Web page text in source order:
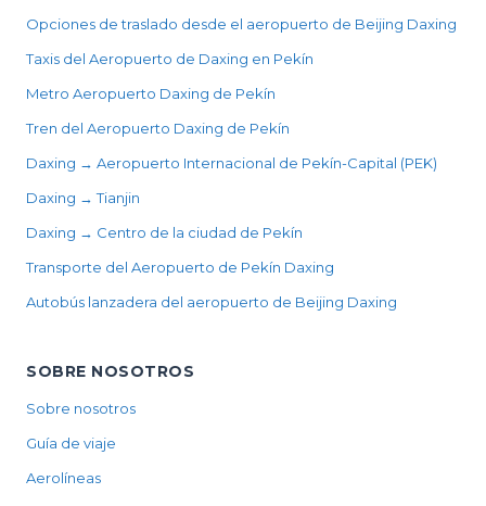
Opciones de traslado desde el aeropuerto de Beijing Daxing
Taxis del Aeropuerto de Daxing en Pekín
Metro Aeropuerto Daxing de Pekín
Tren del Aeropuerto Daxing de Pekín
Daxing → Aeropuerto Internacional de Pekín-Capital (PEK)
Daxing → Tianjin
Daxing → Centro de la ciudad de Pekín
Transporte del Aeropuerto de Pekín Daxing
Autobús lanzadera del aeropuerto de Beijing Daxing
SOBRE NOSOTROS
Sobre nosotros
Guía de viaje
Aerolíneas